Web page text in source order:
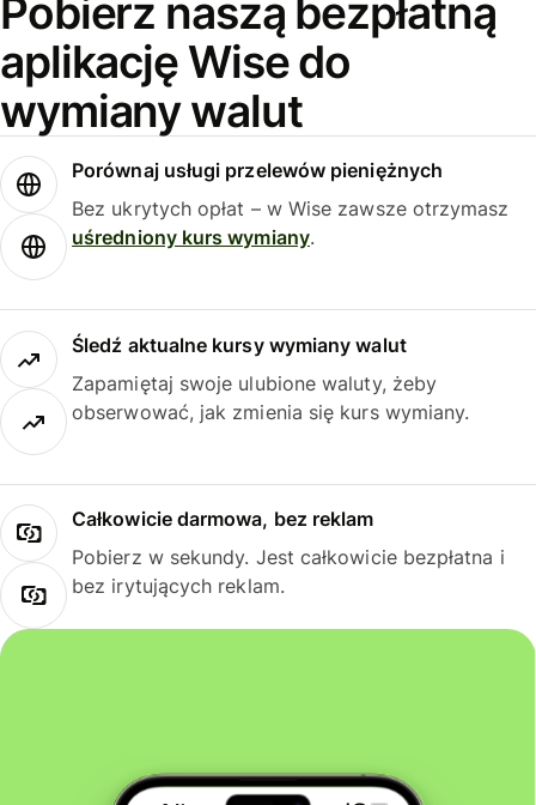
Pobierz naszą bezpłatną
aplikację Wise do
wymiany walut
Porównaj usługi przelewów pieniężnych
Bez ukrytych opłat – w Wise zawsze otrzymasz
uśredniony kurs wymiany.
Śledź aktualne kursy wymiany walut
Zapamiętaj swoje ulubione waluty, żeby
obserwować, jak zmienia się kurs wymiany.
Całkowicie darmowa, bez reklam
Pobierz w sekundy. Jest całkowicie bezpłatna i
bez irytujących reklam.